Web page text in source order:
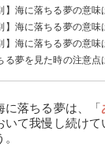
ちそうになる夢【吉夢】
ちたが助かる夢【吉夢】
に落ちる夢【吉夢】
で海に落ちる夢【警告夢
で海に落ちる夢【吉夢】
ちて死ぬ夢【吉夢】
ちて溺れる夢【凶夢】
ちて沈む夢【吉夢】
で海に落ちる夢【吉夢】
】海に落ちる夢の意味
ころから海に落ちる夢【警
海に落ちる夢【吉夢】
海に落ちる夢【吉夢】
海に落ちる夢【警告夢】
海に落ちる夢【警告夢】
】海に落ちる夢の意味
海に落ちる夢【警告夢】
知らない人が海に落ちる夢
いが海に落ちる夢【吉夢】
海に落ちる夢【警告夢】
人が海に落ちる夢【吉夢】
人が海に落ちる夢【吉夢】
】海に落ちる夢の意味
に落ちる夢【吉夢】
海に落ちる夢【吉夢】
ルドグリーンの海に落ちる
海に落ちる夢【警告夢】
に落ちる夢【凶夢】
る夢を見た時の注意点
に落ちる夢は、「
いて我慢し続け